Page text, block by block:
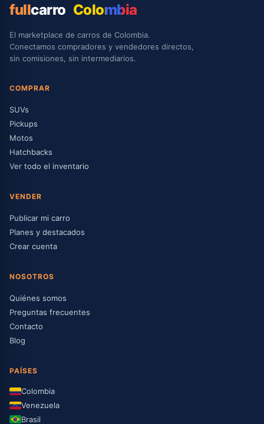
fullcarro Colombia
El marketplace de carros de Colombia.
Conectamos compradores y vendedores directos,
sin comisiones, sin intermediarios.
COMPRAR
SUVs
Pickups
Motos
Hatchbacks
Ver todo el inventario
VENDER
Publicar mi carro
Planes y destacados
Crear cuenta
NOSOTROS
Quiénes somos
Preguntas frecuentes
Contacto
Blog
PAÍSES
Colombia
Venezuela
Brasil